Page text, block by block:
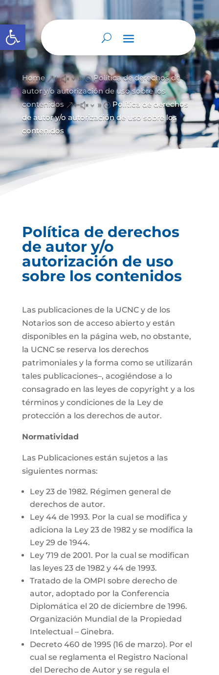
Abrir barra de herramientas
Home &#x39; Política de derechos de
autor y/o autorización de uso sobre los
contenidos &#x39; Política de derechos
de autor y/o autorización de uso sobre los
contenidos
Política de derechos
de autor y/o
autorización de uso
sobre los contenidos
Las publicaciones de la UCNC y de los
Notarios son de acceso abierto y están
disponibles en la página web, no obstante,
la UCNC se reserva los derechos
patrimoniales y la forma como se utilizarán
tales publicaciones–, acogiéndose a lo
consagrado en las leyes de copyright y a los
términos y condiciones de la Ley de
protección a los derechos de autor.
Normatividad
Las Publicaciones están sujetos a las
siguientes normas:
Ley 23 de 1982. Régimen general de
derechos de autor.
Ley 44 de 1993. Por la cual se modifica y
adiciona la Ley 23 de 1982 y se modifica la
Ley 29 de 1944.
Ley 719 de 2001. Por la cual se modifican
las leyes 23 de 1982 y 44 de 1993.
Tratado de la OMPI sobre derecho de
autor, adoptado por la Conferencia
Diplomática el 20 de diciembre de 1996.
Organización Mundial de la Propiedad
Intelectual – Ginebra.
Decreto 460 de 1995 (16 de marzo). Por el
cual se reglamenta el Registro Nacional
del Derecho de Autor y se regula el